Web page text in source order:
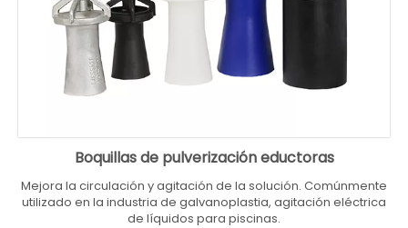
Boquillas de pulverización eductoras
Mejora la circulación y agitación de la solución. Comúnmente
utilizado en la industria de galvanoplastia, agitación eléctrica
de líquidos para piscinas.